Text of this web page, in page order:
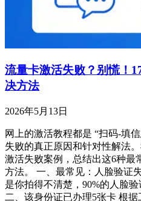
流量卡激活失败？别慌！
决方法
2026年5月13日
网上的激活教程都是 “扫码-填
失败的真正原因和针对性解法
激活失败案例，总结出这6种最
方法。 一、最常见：人脸验证
是你拍得不清楚，90%的人脸
二、该身份证已办理5张卡 根